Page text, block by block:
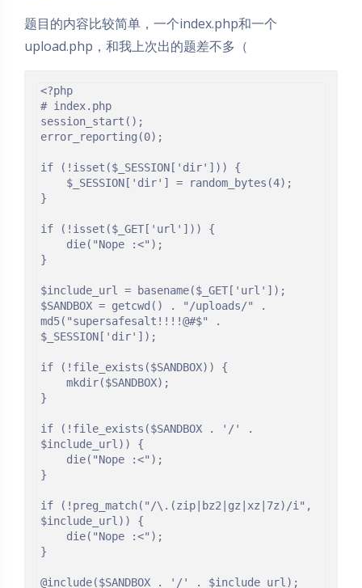
题目的内容比较简单，一个index.php和一个
upload.php，和我上次出的题差不多（
<?php
# index.php
session_start();
error_reporting(0);
if (!isset($_SESSION['dir'])) {
}
if (!isset($_GET['url'])) {
}
$include_url = basename($_GET['url']);
$SANDBOX = getcwd() . "/uploads/" .
md5("supersafesalt!!!!@#$" .
$_SESSION['dir']);
if (!file_exists($SANDBOX)) {
}
if (!file_exists($SANDBOX . '/' .
$include_url)) {
}
if (!preg_match("/\.(zip|bz2|gz|xz|7z)/i",
$include_url)) {
}
@include($SANDBOX . '/' . $include_url);